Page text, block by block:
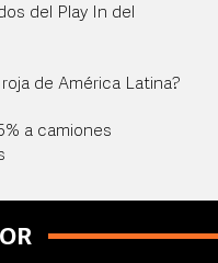
del Play In del
de América Latina?
a camiones